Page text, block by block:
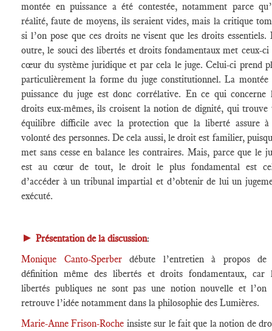
montée en puissance a été contestée, notamment parce
réalité, faute de moyens, ils seraient vides, mais la critique
si l’on pose que ces droits ne visent que les droits essentiels.
outre, le souci des libertés et droits fondamentaux met ceux-ci
cœur du système juridique et par cela le juge. Celui-ci prend
particulièrement la forme du juge constitutionnel. La montée
puissance du juge est donc corrélative. En ce qui concerne
droits eux-mêmes, ils croisent la notion de dignité, qui trouve
équilibre difficile avec la protection que la liberté assure
volonté des personnes. De cela aussi, le droit est familier,
met sans cesse en balance les contraires. Mais, parce que le
est au cœur de tout, le droit le plus fondamental est
d’accéder à un tribunal impartial et d’obtenir de lui un
exécuté.
► Présentation de la discussion:
Monique Canto-Sperberdébute l’entretien à propos de
définition même des libertés et droits fondamentaux, car
libertés publiques ne sont pas une notion nouvelle et l’on
retrouve l’idée notamment dans la philosophie des Lumières.
Marie-Anne Frison-Roche insiste sur le fait que la notion de